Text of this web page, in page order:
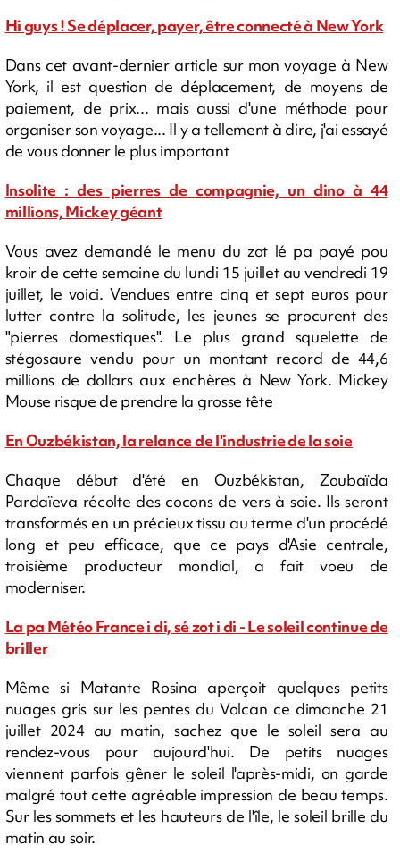
Hi guys ! Se déplacer, payer, être connecté à New York
Dans cet avant-dernier article sur mon voyage à New
York, il est question de déplacement, de moyens de
paiement, de prix... mais aussi d'une méthode pour
organiser son voyage... Il y a tellement à dire, j'ai essayé
de vous donner le plus important
Insolite : des pierres de compagnie, un dino à 44
millions, Mickey géant
Vous avez demandé le menu du zot lé pa payé pou
kroir de cette semaine du lundi 15 juillet au vendredi 19
juillet, le voici. Vendues entre cinq et sept euros pour
lutter contre la solitude, les jeunes se procurent des
"pierres domestiques". Le plus grand squelette de
stégosaure vendu pour un montant record de 44,6
millions de dollars aux enchères à New York. Mickey
Mouse risque de prendre la grosse tête
En Ouzbékistan, la relance de l'industrie de la soie
Chaque début d'été en Ouzbékistan, Zoubaïda
Pardaïeva récolte des cocons de vers à soie. Ils seront
transformés en un précieux tissu au terme d'un procédé
long et peu efficace, que ce pays d'Asie centrale,
troisième producteur mondial, a fait voeu de
moderniser.
La pa Météo France i di, sé zot i di - Le soleil continue de
briller
Même si Matante Rosina aperçoit quelques petits
nuages gris sur les pentes du Volcan ce dimanche 21
juillet 2024 au matin, sachez que le soleil sera au
rendez-vous pour aujourd'hui. De petits nuages
viennent parfois gêner le soleil l'après-midi, on garde
malgré tout cette agréable impression de beau temps.
Sur les sommets et les hauteurs de l'île, le soleil brille du
matin au soir.